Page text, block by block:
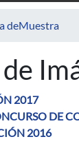
deMuestra
2017
DE
2016